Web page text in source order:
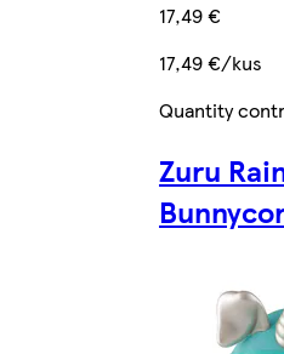
17,49 €
17,49 €/kus
Quantity
Zuru